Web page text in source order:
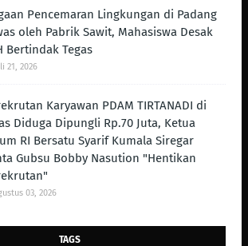
Pencemaran Lingkungan di Padang
oleh Pabrik Sawit, Mahasiswa Desak
Bertindak Tegas
21, 2026
Karyawan PDAM TIRTANADI di
Diduga Dipungli Rp.70 Juta, Ketua
RI Bersatu Syarif Kumala Siregar
Gubsu Bobby Nasution "Hentikan
03, 2026
TAGS